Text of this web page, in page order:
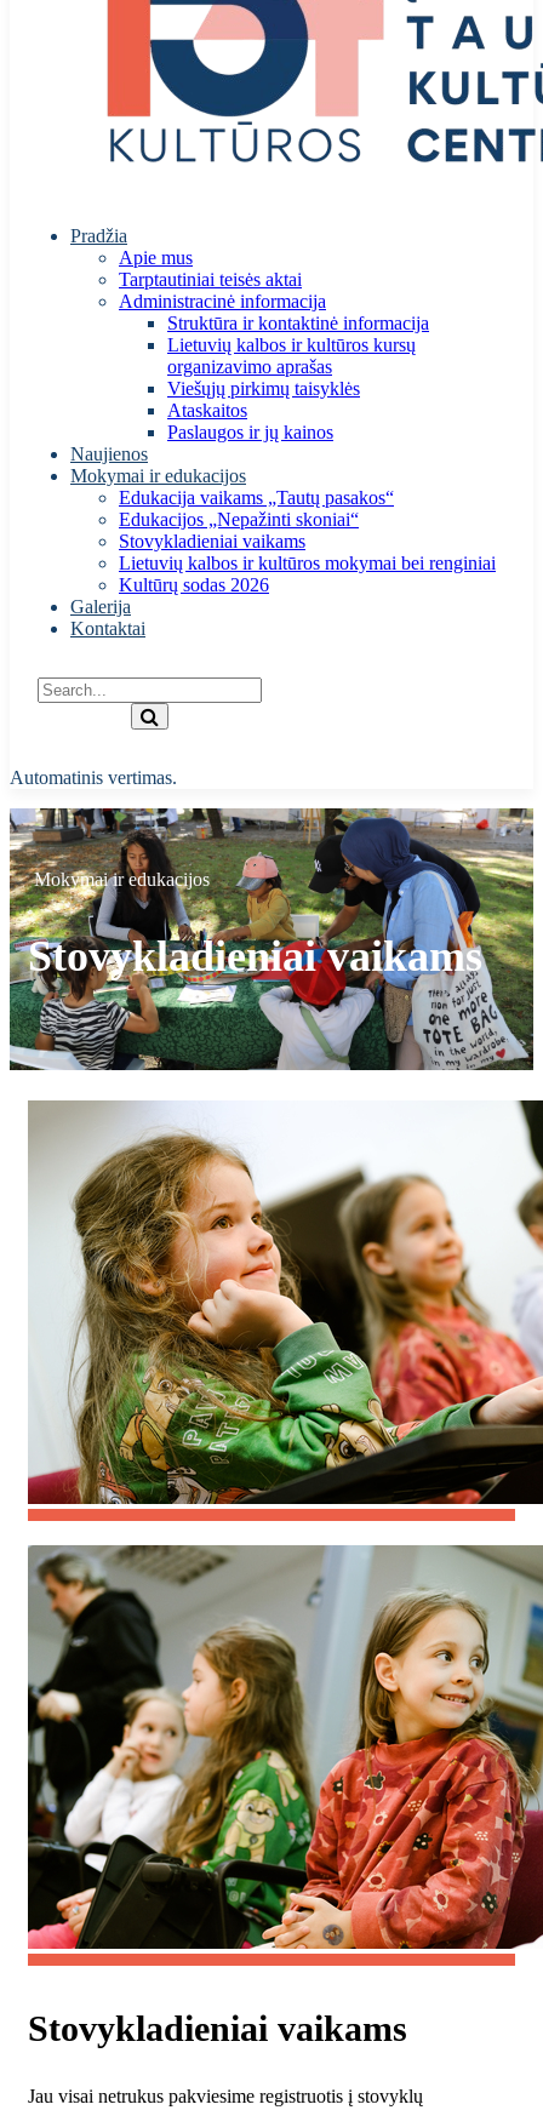
Pradžia
Apie mus
Tarptautiniai teisės aktai
Administracinė informacija
Struktūra ir kontaktinė informacija
Lietuvių kalbos ir kultūros kursų
organizavimo aprašas
Viešųjų pirkimų taisyklės
Ataskaitos
Paslaugos ir jų kainos
Naujienos
Mokymai ir edukacijos
Edukacija vaikams „Tautų pasakos“
Edukacijos „Nepažinti skoniai“
Stovykladieniai vaikams
Lietuvių kalbos ir kultūros mokymai bei renginiai
Kultūrų sodas 2026
Galerija
Kontaktai
Automatinis vertimas.
Mokymai ir edukacijos
Stovykladieniai vaikams
Stovykladieniai vaikams
Jau visai netrukus pakviesime registruotis į stovyklų